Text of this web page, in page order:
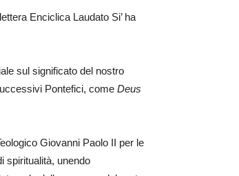
Enciclica Laudato Si’ ha
sul significato del nostro
Pontefici, come Deus
Giovanni Paolo II per le
spiritualità, unendo